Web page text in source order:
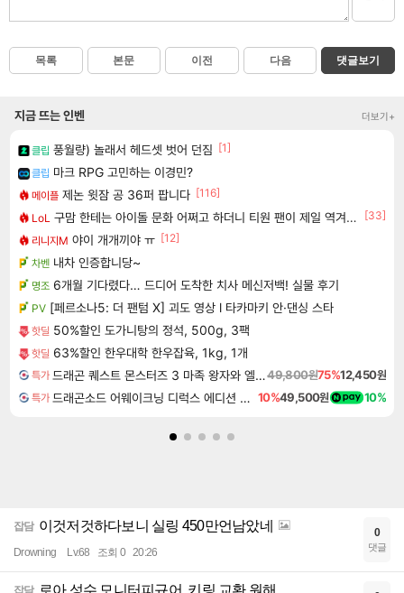
목록 본문 이전 다음 댓글보기
지금 뜨는 인벤 더보기+
클립 풍월량) 놀래서 헤드셋 벗어 던짐 [1]
클립 마크 RPG 고민하는 이경민?
메이플 제논 윗잠 공 36퍼 팝니다 [116]
LoL 구맘 한테는 아이돌 문화 어쩌고 하더니 티원 팬이 제일 역겨움 그냥
[33]
리니지M 야이 개개끼야 ㅠ [12]
차벤 내차 인증합니당~
명조 6개월 기다렸다… 드디어 도착한 치사 메신저백! 실물 후기
PV [페르소나5: 더 팬텀 X] 괴도 영상 l 타카마키 안·댄싱 스타
핫딜 50%할인 도가니탕의 정석, 500g, 3팩
핫딜 63%할인 한우대학 한우잡육, 1kg, 1개
특가 드래곤 퀘스트 몬스터즈 3 마족 왕자와 엘프의 여행 Dragon Quest Monsters The Dark Prince49,800원75%12,450원
특가 드래곤소드 어웨이크닝 디럭스 에디션 DragonSword Awakening Deluxe Edition 10%49,500원 10%
잡담 이것저것하다보니 실링 450만언남았네
Drowning Lv.68 조회 0 20:26
0
댓글
잡담 로아 성수 모니터피규어, 키링 교환 원해